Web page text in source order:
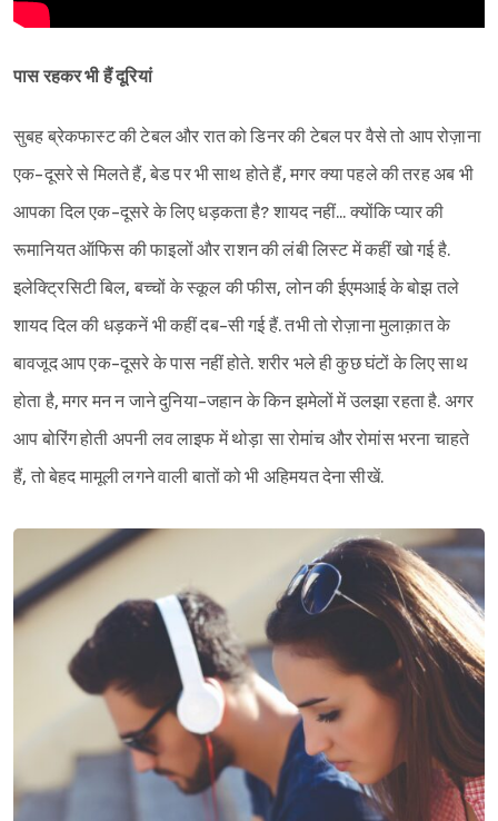
पास रहकर भी हैं दूरियां
सुबह ब्रेकफास्ट की टेबल और रात को डिनर की टेबल पर वैसे तो आप रोज़ाना
एक-दूसरे से मिलते हैं, बेड पर भी साथ होते हैं, मगर क्या पहले की तरह अब भी
आपका दिल एक-दूसरे के लिए धड़कता है? शायद नहीं... क्योंकि प्यार की
रूमानियत ऑफिस की फाइलों और राशन की लंबी लिस्ट में कहीं खो गई है.
इलेक्ट्रिसिटी बिल, बच्चों के स्कूल की फीस, लोन की ईएमआई के बोझ तले
शायद दिल की धड़कनें भी कहीं दब-सी गई हैं. तभी तो रोज़ाना मुलाक़ात के
बावजूद आप एक-दूसरे के पास नहीं होते. शरीर भले ही कुछ घंटों के लिए साथ
होता है, मगर मन न जाने दुनिया-जहान के किन झमेलों में उलझा रहता है. अगर
आप बोरिंग होती अपनी लव लाइफ में थोड़ा सा रोमांच और रोमांस भरना चाहते
हैं, तो बेहद मामूली लगने वाली बातों को भी अहिमयत देना सीखें.